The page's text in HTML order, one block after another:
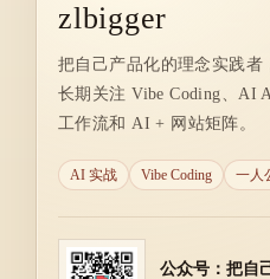
zlbigger
把自己产品化的理念实践者
长期关注 Vibe Coding、AI
工作流和 AI + 网站矩阵。
AI 实战 Vibe Coding 一人
公众号：把自